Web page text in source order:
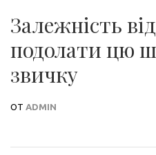
Залежність
подолати цю
звичку
ОТ ADMIN